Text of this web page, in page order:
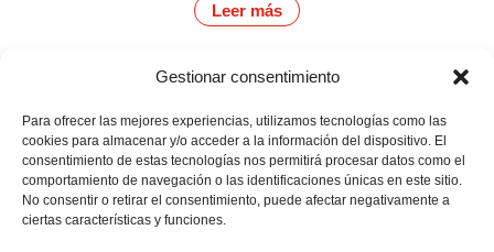
Gestionar consentimiento
Para ofrecer las mejores experiencias, utilizamos tecnologías como las
cookies para almacenar y/o acceder a la información del dispositivo. El
consentimiento de estas tecnologías nos permitirá procesar datos como el
comportamiento de navegación o las identificaciones únicas en este sitio.
No consentir o retirar el consentimiento, puede afectar negativamente a
ciertas características y funciones.
Leer más
Productores
de
fresas,
frambuesas,
arándanos
y
Camino de
Montemayor s/n
21800 Moguer.
Huelva ESPAÑA.
info@cunadeplatero.com
Aviso legal
Política de
privacidad
Canal de denuncias